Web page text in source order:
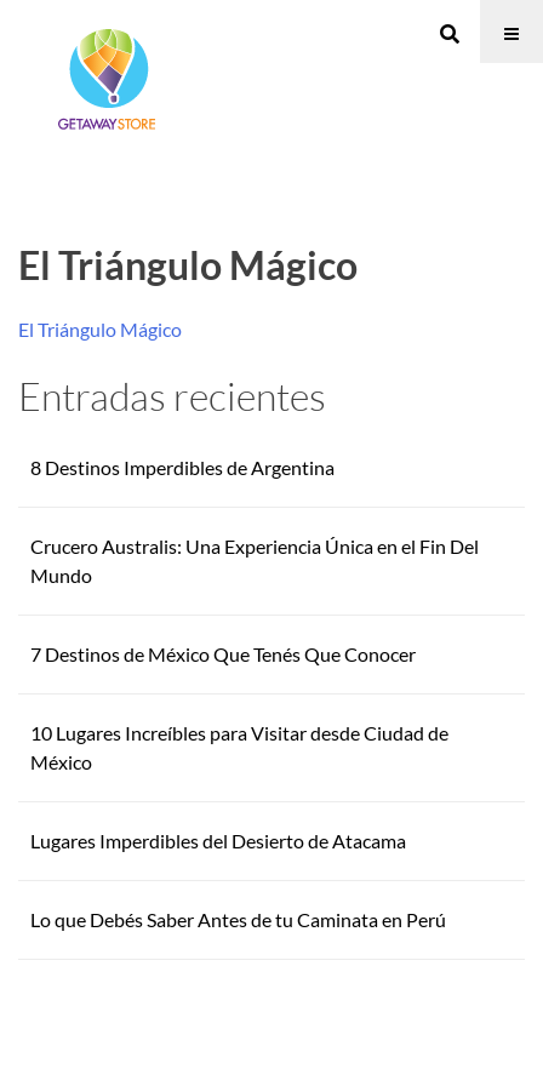
El Triángulo Mágico
El Triángulo Mágico
Entradas recientes
8 Destinos Imperdibles de Argentina
Crucero Australis: Una Experiencia Única en el Fin Del
Mundo
7 Destinos de México Que Tenés Que Conocer
10 Lugares Increíbles para Visitar desde Ciudad de
México
Lugares Imperdibles del Desierto de Atacama
Lo que Debés Saber Antes de tu Caminata en Perú